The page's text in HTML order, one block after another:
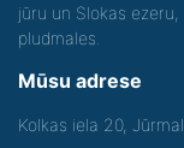
jūru un Slokas
pludmales.
Mūsu adrese
Kolkas iela 20,